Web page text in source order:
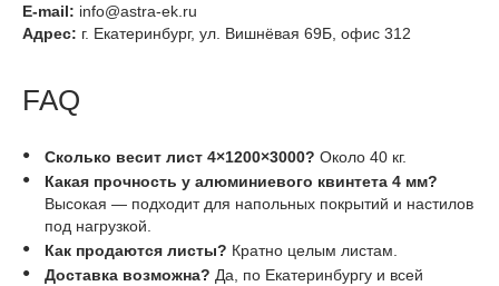
E-mail: info@astra-ek.ru
Адрес: г. Екатеринбург, ул. Вишнёвая 69Б, офис 312
FAQ
Сколько весит лист 4×1200×3000? Около 40 кг.
Какая прочность у алюминиевого квинтета 4 мм?
Высокая — подходит для напольных покрытий и настилов
под нагрузкой.
Как продаются листы? Кратно целым листам.
Доставка возможна? Да, по Екатеринбургу и всей